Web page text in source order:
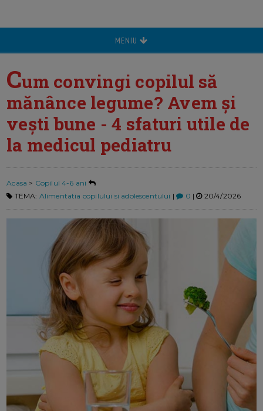
MENIU
Cum convingi copilul să
mănânce legume? Avem şi
veşti bune - 4 sfaturi utile de
la medicul pediatru
Acasa > Copilul 4-6 ani
TEMA: Alimentatia copilului si adolescentului | 0 | 20/4/2026